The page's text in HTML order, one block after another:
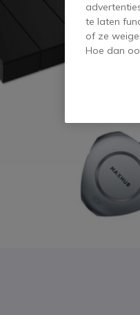
te laten
of ze
Hoe dan